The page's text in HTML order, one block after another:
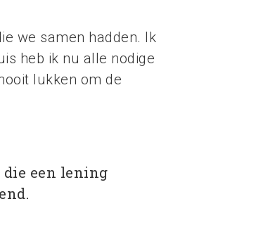
we samen hadden. Ik
heb ik nu alle nodige
lukken om de
een lening